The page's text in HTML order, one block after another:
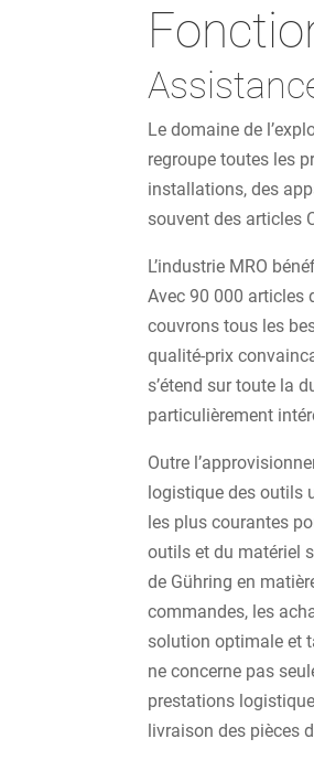
Le domaine de
regroupe toutes les
installations, des
souvent des articles
L’industrie MRO
Avec 90 000 articles
couvrons tous les
qualité-prix
s’étend sur toute la
particulièrement
Outre
logistique des outils
les plus courantes
outils et du matériel
de Gühring en
commandes, les
solution optimale et
ne concerne pas
prestations
livraison des pièces